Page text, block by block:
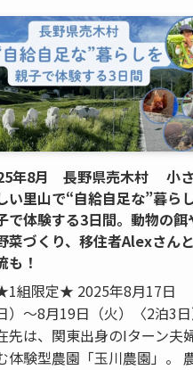
年8月 長野県売木村 小
い里山で“自給自足な”暮ら
で体験する3日間。動物の餌
菜づくり、移住者Alexさん
も！
組限定★ 2025年8月17日
日）〜8月19日（火）〈2泊3
先は、関東出身のIターン夫
体験型農園「玉川農園」。